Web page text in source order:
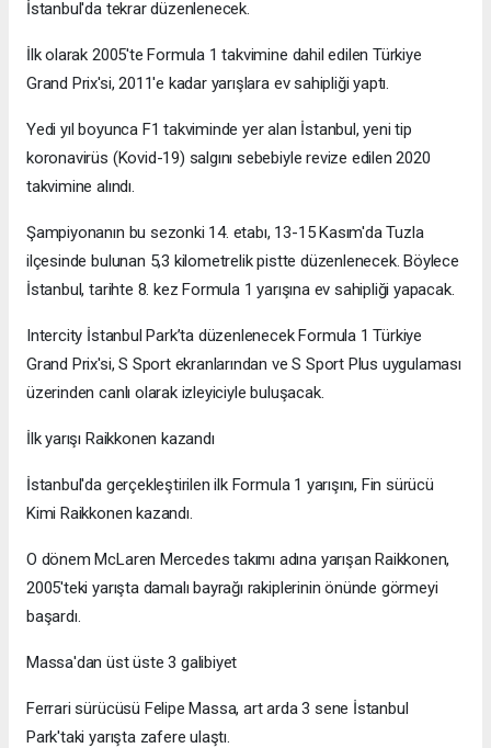
İstanbul'da tekrar düzenlenecek.
İlk olarak 2005'te Formula 1 takvimine dahil edilen Türkiye
Grand Prix'si, 2011'e kadar yarışlara ev sahipliği yaptı.
Yedi yıl boyunca F1 takviminde yer alan İstanbul, yeni tip
koronavirüs (Kovid-19) salgını sebebiyle revize edilen 2020
takvimine alındı.
Şampiyonanın bu sezonki 14. etabı, 13-15 Kasım'da Tuzla
ilçesinde bulunan 5,3 kilometrelik pistte düzenlenecek. Böylece
İstanbul, tarihte 8. kez Formula 1 yarışına ev sahipliği yapacak.
Intercity İstanbul Park’ta düzenlenecek Formula 1 Türkiye
Grand Prix'si, S Sport ekranlarından ve S Sport Plus uygulaması
üzerinden canlı olarak izleyiciyle buluşacak.
İlk yarışı Raikkonen kazandı
İstanbul'da gerçekleştirilen ilk Formula 1 yarışını, Fin sürücü
Kimi Raikkonen kazandı.
O dönem McLaren Mercedes takımı adına yarışan Raikkonen,
2005'teki yarışta damalı bayrağı rakiplerinin önünde görmeyi
başardı.
Massa'dan üst üste 3 galibiyet
Ferrari sürücüsü Felipe Massa, art arda 3 sene İstanbul
Park'taki yarışta zafere ulaştı.